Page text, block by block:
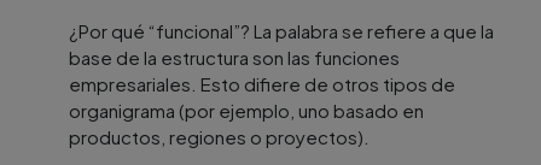
¿Por qué “funcional”? La palabra se refiere a que la
base de la estructura son las funciones
empresariales. Esto difiere de otros tipos de
organigrama (por ejemplo, uno basado en
productos, regiones o proyectos).